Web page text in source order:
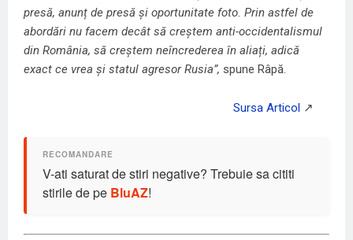
presă, anunț de presă și oportunitate foto. Prin astfel de
abordări nu facem decât să creștem anti-occidentalismul
din România, să creștem neîncrederea în aliați, adică
exact ce vrea și statul agresor Rusia”, spune Râpă.
V-ati saturat de stiri negative? Trebuie sa cititi
stirile de pe BluAZ!